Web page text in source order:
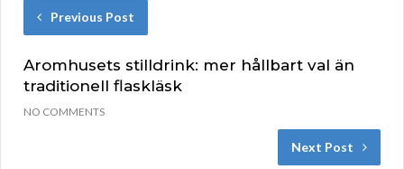
Previous Post
Aromhusets stilldrink: mer hållbart val än
traditionell flaskläsk
NO COMMENTS
Next Post